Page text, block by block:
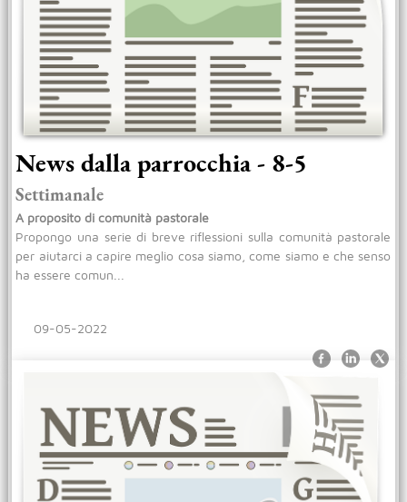
News dalla parrocchia - 8-5
Settimanale
A proposito di comunità pastorale
Propongo una serie di breve riflessioni sulla comunità pastorale
per aiutarci a capire meglio cosa siamo, come siamo e che senso
ha essere comun...
09-05-2022